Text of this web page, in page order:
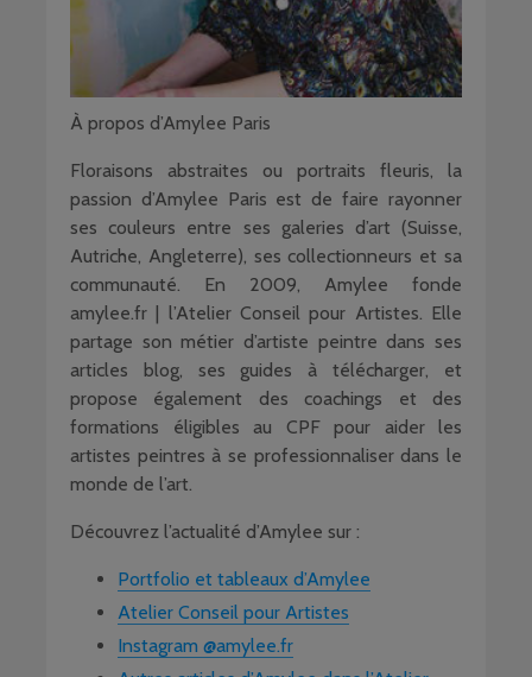
À propos d’Amylee Paris
Floraisons abstraites ou portraits fleuris, la
passion d’Amylee Paris est de faire rayonner
ses couleurs entre ses galeries d’art (Suisse,
Autriche, Angleterre), ses collectionneurs et sa
communauté. En 2009, Amylee fonde
amylee.fr | l’Atelier Conseil pour Artistes. Elle
partage son métier d’artiste peintre dans ses
articles blog, ses guides à télécharger, et
propose également des coachings et des
formations éligibles au CPF pour aider les
artistes peintres à se professionnaliser dans le
monde de l’art.
Découvrez l’actualité d’Amylee sur :
Portfolio et tableaux d’Amylee
Atelier Conseil pour Artistes
Instagram @amylee.fr